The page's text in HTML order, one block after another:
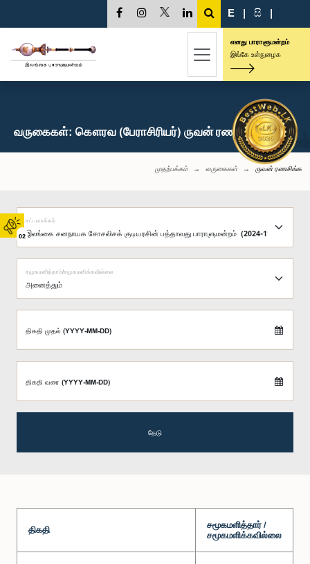
02
E | සි |
எனது பாராளுமன்றம்
இங்கே உள்நுழைக
வருகைகள்: கௌரவ (பேராசிரியர்) ருவன் ரணசிங்க, பா.உ.
முதற்பக்கம் வருகைகள் ருவன் ரணசிங்க
சட்டவாக்கம்
சமூகமளித்தார்/சமூகமளிக்கவில்லை
திகதி முதல் (YYYY-MM-DD)
திகதி வரை (YYYY-MM-DD)
தேடு
திகதி
சமூகமளித்தார் /
சமூகமளிக்கவில்லை